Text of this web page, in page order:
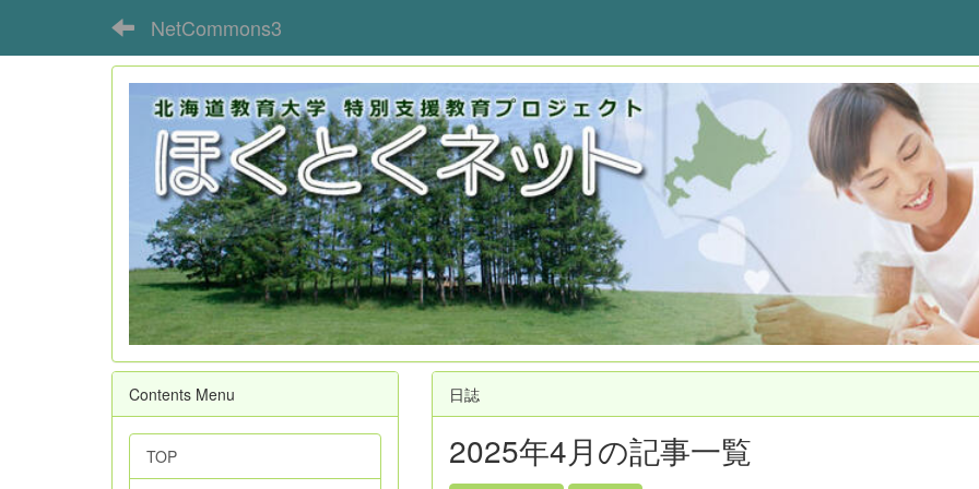
NetCommons3
日誌
2025年4月の記事一覧
Contents Menu
TOP